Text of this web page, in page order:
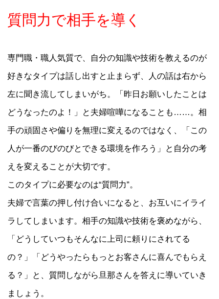
質問力で相手を導く
専門職・職人気質で、自分の知識や技術を教えるのが
好きなタイプは話し出すと止まらず、人の話は右から
左に聞き流してしまいがち。「昨日お願いしたことは
どうなったのよ！」と夫婦喧嘩になることも……。相
手の頑固さや偏りを無理に変えるのではなく、「この
人が一番のびのびとできる環境を作ろう」と自分の考
えを変えることが大切です。
このタイプに必要なのは“質問力”。
夫婦で言葉の押し付け合いになると、お互いにイライ
ラしてしまいます。相手の知識や技術を褒めながら、
「どうしていつもそんなに上司に頼りにされてる
の？」「どうやったらもっとお客さんに喜んでもらえ
る？」と、質問しながら旦那さんを答えに導いていき
ましょう。